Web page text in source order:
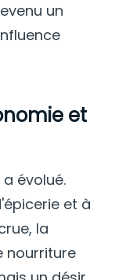
un
et
évolué.
et à
la
nourriture